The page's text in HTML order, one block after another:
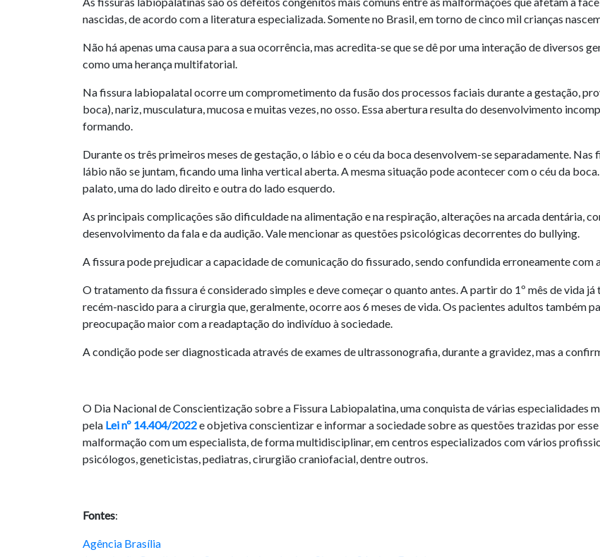
nascidas, de acordo com a literatura especializada. Somente no Brasil, em torno de cinco mil crianças
Não há apenas uma causa para a sua ocorrência, mas acredita-se que se dê por uma interação de diversos
como uma herança multifatorial.
Na fissura labiopalatal ocorre um comprometimento da fusão dos processos faciais durante a gestação,
boca), nariz, musculatura, mucosa e muitas vezes, no osso. Essa abertura resulta do desenvolvimento
formando.
Durante os três primeiros meses de gestação, o lábio e o céu da boca desenvolvem-se separadamente.
lábio não se juntam, ficando uma linha vertical aberta. A mesma situação pode acontecer com o céu da
palato, uma do lado direito e outra do lado esquerdo.
As principais complicações são dificuldade na alimentação e na respiração, alterações na arcada dentária,
desenvolvimento da fala e da audição. Vale mencionar as questões psicológicas decorrentes do bullying.
A fissura pode prejudicar a capacidade de comunicação do fissurado, sendo confundida erroneamente
O tratamento da fissura é considerado simples e deve começar o quanto antes. A partir do 1º mês de vida
recém-nascido para a cirurgia que, geralmente, ocorre aos 6 meses de vida. Os pacientes adultos também
preocupação maior com a readaptação do indivíduo à sociedade.
A condição pode ser diagnosticada através de exames de ultrassonografia, durante a gravidez, mas a
O Dia Nacional de Conscientização sobre a Fissura Labiopalatina, uma conquista de várias
pela Lei nº 14.404/2022e objetiva conscientizar e informar a sociedade sobre as questões trazidas por
malformação com um especialista, de forma multidisciplinar, em centros especializados com vários
psicólogos, geneticistas, pediatras, cirurgião craniofacial, dentre outros.
Fontes:
Agência Brasília